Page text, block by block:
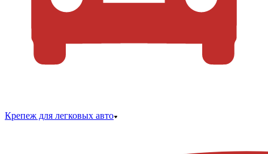
Крепеж для легковых авто